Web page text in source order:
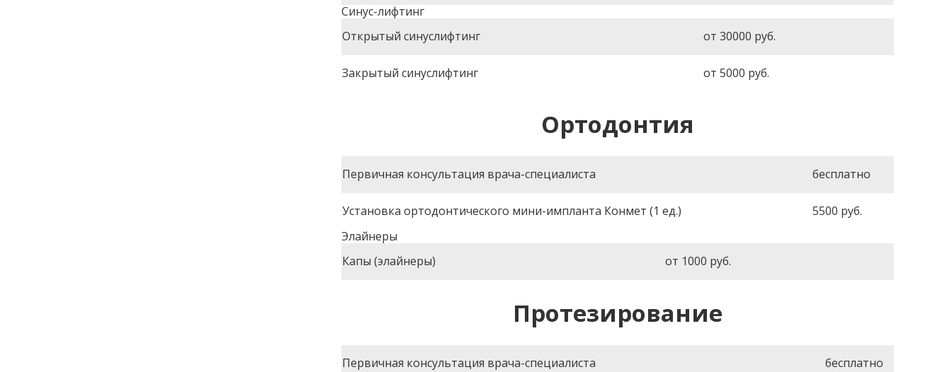
Синус-лифтинг
Открытый синуслифтинг
от 30000 руб.
Закрытый синуслифтинг от 5000 руб.
Ортодонтия
Первичная консультация врача-специалиста бесплатно
Установка ортодонтического мини-импланта Конмет (1 ед.) 5500 руб.
Элайнеры
Капы (элайнеры)
от 1000 руб.
Протезирование
Первичная консультация врача-специалиста бесплатно